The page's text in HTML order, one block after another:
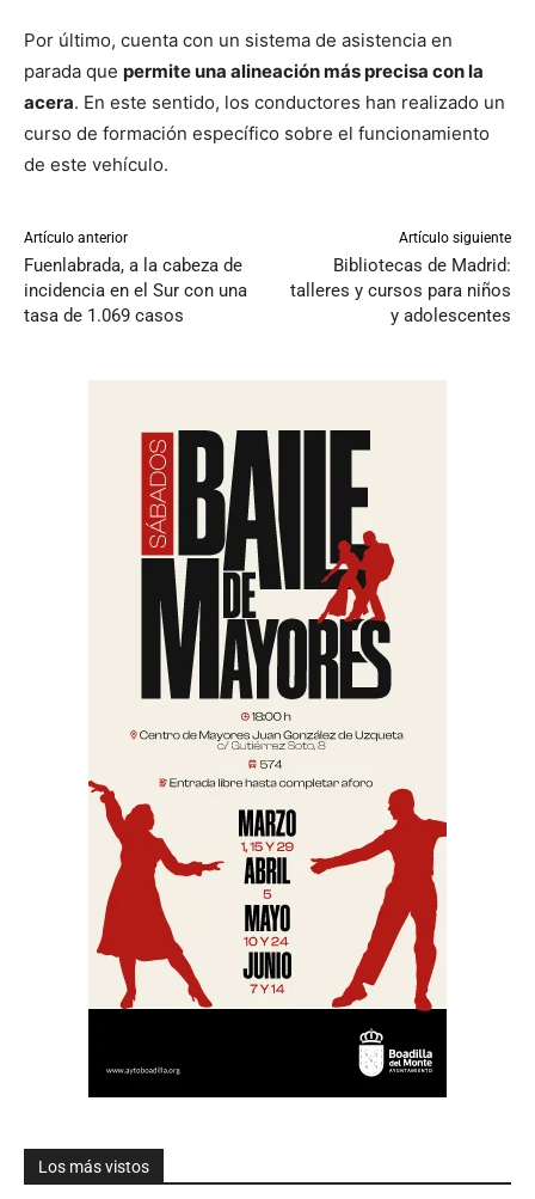
Por último, cuenta con un sistema de asistencia en
parada que permite una alineación más precisa con la
acera. En este sentido, los conductores han realizado un
curso de formación específico sobre el funcionamiento
de este vehículo.
Artículo anterior
Fuenlabrada, a la cabeza de
incidencia en el Sur con una
tasa de 1.069 casos
Artículo siguiente
Bibliotecas de Madrid:
talleres y cursos para niños
y adolescentes
Los más vistos